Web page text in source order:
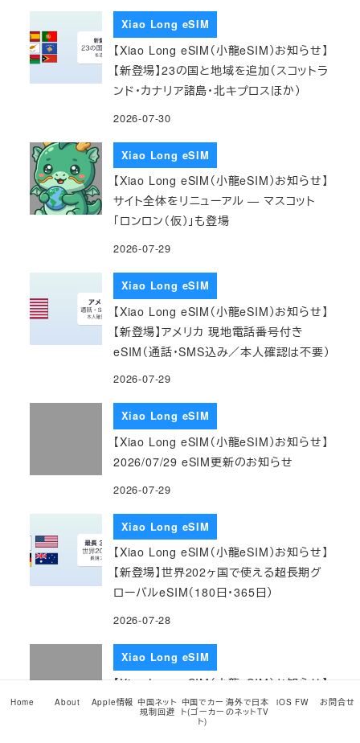
Xiao Long eSIM
【Xiao Long eSIM（小龍eSIM）お知らせ】
【新登場】23の国と地域を追加（スコットラ
ンド・カナリア諸島・北キプロスほか）
2026-07-30
Xiao Long eSIM
【Xiao Long eSIM（小龍eSIM）お知らせ】
サイト全体をリニューアル — マスコット
「ロンロン（仮）」も登場
2026-07-29
Xiao Long eSIM
【Xiao Long eSIM（小龍eSIM）お知らせ】
【新登場】アメリカ 現地電話番号付き
eSIM（通話・SMS込み／本人確認は不要）
2026-07-29
Xiao Long eSIM
【Xiao Long eSIM（小龍eSIM）お知らせ】
2026/07/29 eSIM更新のお知らせ
2026-07-29
Xiao Long eSIM
【Xiao Long eSIM（小龍eSIM）お知らせ】
【新登場】世界202ヶ国で使える超長期グ
ローバルeSIM（180日・365日）
2026-07-28
Xiao Long eSIM
【Xiao Long eSIM（小龍eSIM）お知らせ】
2026/07/28 eSIM更新のお知らせ
Home About Apple情報 中国ネット
規制回避
中国でカー
ト(ゴーカー
ト)
海外で日本
のネットTV
iOS FW お問合せ